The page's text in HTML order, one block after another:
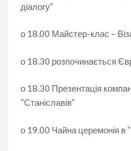
діалогу”
о 18.00 Майстер-клас –
о 18.30 розпочинається
о 18.30 Презентація
“Станіславів”
о 19.00 Чайна церемонія в